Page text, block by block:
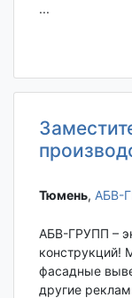
...
Тюмень‎, АБВ-
АБВ-ГРУПП –
конструкций!
фасадные
другие